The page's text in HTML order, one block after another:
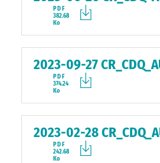
PDF
382.68
Ko
2023-09-27
PDF
374.24
Ko
2023-02-28
PDF
242.68
Ko